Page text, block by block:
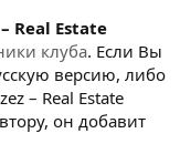
Real Estate
клуба. Если Вы
версию, либо
– Real Estate
он добавит